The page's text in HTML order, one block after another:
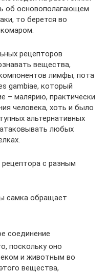
об основополагающем
то берется во
рецепторов
вещества,
лимфы, пота
gambiae, который
– малярию, практически
человека, хоть и было
альтернативных
любых
с разным
самка обращает
соединение
поскольку оно
и животным во
вещества,